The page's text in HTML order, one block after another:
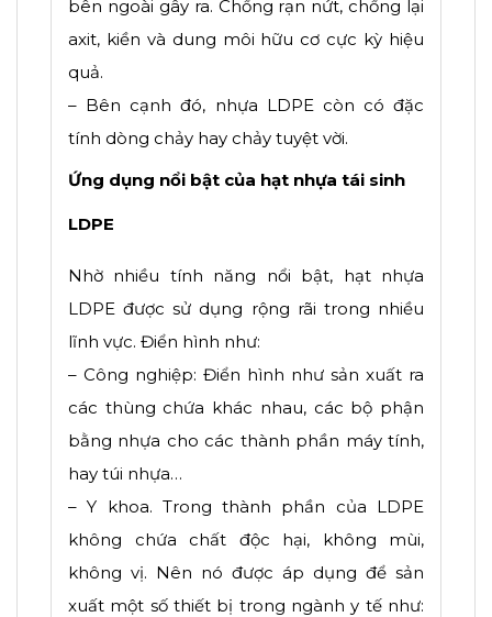
bên ngoài gây ra. Chống rạn nứt, chống lại
axit, kiền và dung môi hữu cơ cực kỳ hiệu
quả.
– Bên cạnh đó, nhựa LDPE còn có đặc
tính dòng chảy hay chảy tuyệt vời.
Ứng dụng nổi bật của hạt nhựa tái sinh
LDPE
Nhờ nhiều tính năng nổi bật, hạt nhựa
LDPE được sử dụng rộng rãi trong nhiều
lĩnh vực. Điển hình như:
– Công nghiệp: Điển hình như sản xuất ra
các thùng chứa khác nhau, các bộ phận
bằng nhựa cho các thành phần máy tính,
hay túi nhựa…
– Y khoa. Trong thành phần của LDPE
không chứa chất độc hại, không mùi,
không vị. Nên nó được áp dụng để sản
xuất một số thiết bị trong ngành y tế như: